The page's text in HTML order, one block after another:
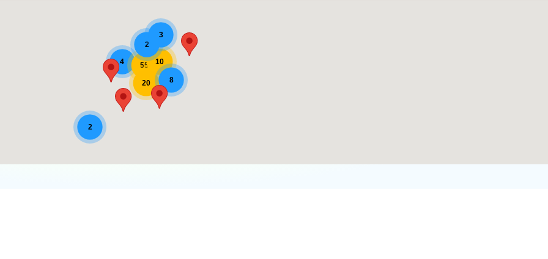
4 55 10
20
2
2
8
3